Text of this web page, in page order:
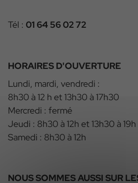
Tél : 01 64 56 02 72
HORAIRES D'OUVERTURE
Lundi, mardi, vendredi :
8h30 à 12 h et 13h30 à 17h30
Mercredi : fermé
Jeudi : 8h30 à 12h et 13h30 à 19h
Samedi : 8h30 à 12h
NOUS SOMMES AUSSI SUR